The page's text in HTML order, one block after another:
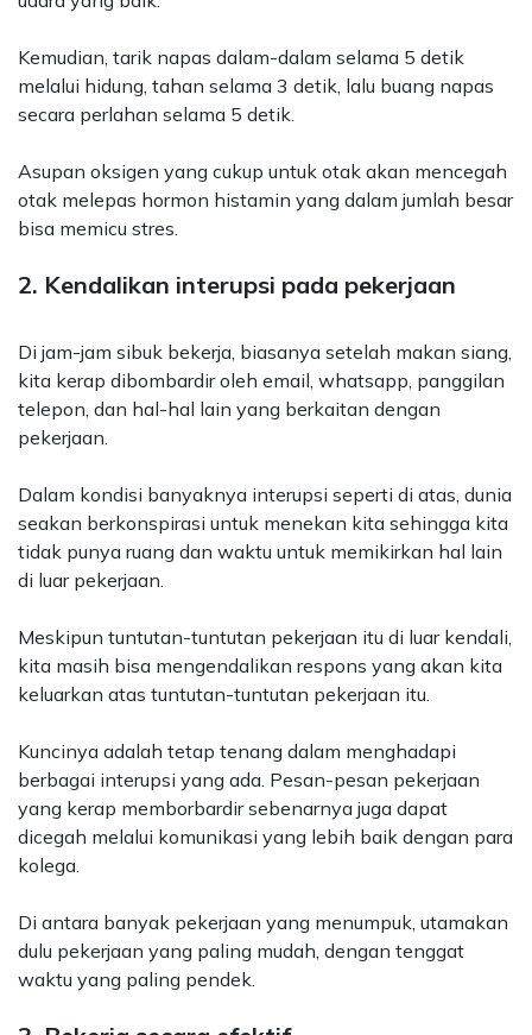
Kemudian, tarik napas dalam-dalam selama 5 detik
melalui hidung, tahan selama 3 detik, lalu buang napas
secara perlahan selama 5 detik.
Asupan oksigen yang cukup untuk otak akan mencegah
otak melepas hormon histamin yang dalam jumlah besar
bisa memicu stres.
2. Kendalikan interupsi pada pekerjaan
Di jam-jam sibuk bekerja, biasanya setelah makan siang,
kita kerap dibombardir oleh email, whatsapp, panggilan
telepon, dan hal-hal lain yang berkaitan dengan
pekerjaan.
Dalam kondisi banyaknya interupsi seperti di atas, dunia
seakan berkonspirasi untuk menekan kita sehingga kita
tidak punya ruang dan waktu untuk memikirkan hal lain
di luar pekerjaan.
Meskipun tuntutan-tuntutan pekerjaan itu di luar kendali,
kita masih bisa mengendalikan respons yang akan kita
keluarkan atas tuntutan-tuntutan pekerjaan itu.
Kuncinya adalah tetap tenang dalam menghadapi
berbagai interupsi yang ada. Pesan-pesan pekerjaan
yang kerap memborbardir sebenarnya juga dapat
dicegah melalui komunikasi yang lebih baik dengan para
kolega.
Di antara banyak pekerjaan yang menumpuk, utamakan
dulu pekerjaan yang paling mudah, dengan tenggat
waktu yang paling pendek.